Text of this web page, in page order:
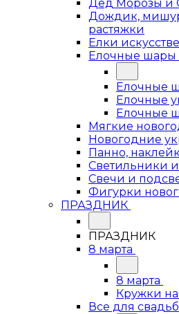
Дед Морозы и
Дождик,
растяжки
Елки
Елочные шары
Елочные
Елочные
Елочные
Мягкие
Новогодние
Панно,
Светильники
Свечи и
Фигурки
ПРАЗДНИК
ПРАЗДНИК
8 марта
8 марта
Кружки
Все для